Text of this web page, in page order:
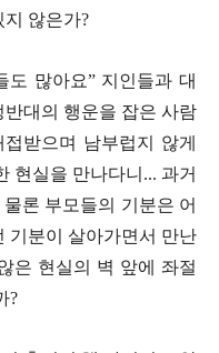
지 않은가?
도 많아요” 지인들과 대
반대의 행운을 잡은 사람
받으며 남부럽지 않게
현실을 만나다니 ... 과거
론 부모들의 기분은 어
기분이 살아가면서 만난
은 현실의 벽 앞에 좌절
?